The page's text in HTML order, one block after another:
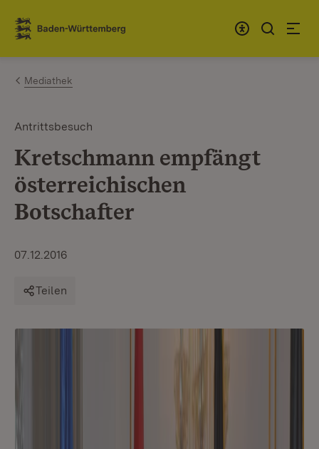
Zum Inhalt springen
Link zur Startseite
Mediathek
Antrittsbesuch
Kretschmann empfängt
österreichischen
Botschafter
07.12.2016
Teilen